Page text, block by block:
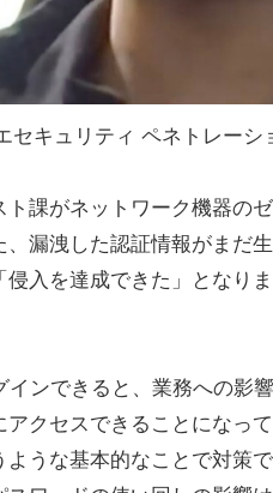
セキュリティ ペネトレー
課がネットワーク機器の
漏洩した認証情報がまだ
入を達成できた」となり
ンできると、業務への影
クセスできることになっ
うな基本的なことで対策